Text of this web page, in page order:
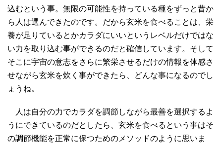
込むという事。無限の可能性を持っている種をずっと昔か
ら人は選んできたのです。だから玄米を食べることは、栄
養が足りているとかカラダにいいというレベルだけではな
い力を取り込む事ができるのだと確信しています。そして
そこに宇宙の意志をさらに繁栄させるだけの情報を体感さ
せながら玄米を炊く事ができたら、どんな事になるのでし
ょうね。
人は自分の力でカラダを調節しながら最善を選択するよ
うにできているのだとしたら、玄米を食べるという事はそ
の調節機能を正常に保つためのメソッドのように思いま